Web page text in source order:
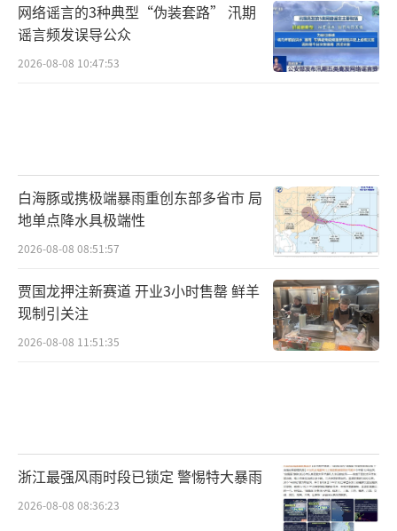
网络谣言的3种典型“伪装套路” 汛期
谣言频发误导公众
2026-08-08 10:47:53
白海豚或携极端暴雨重创东部多省市 局
地单点降水具极端性
2026-08-08 08:51:57
贾国龙押注新赛道 开业3小时售罄 鲜羊
现制引关注
2026-08-08 11:51:35
浙江最强风雨时段已锁定 警惕特大暴雨
2026-08-08 08:36:23